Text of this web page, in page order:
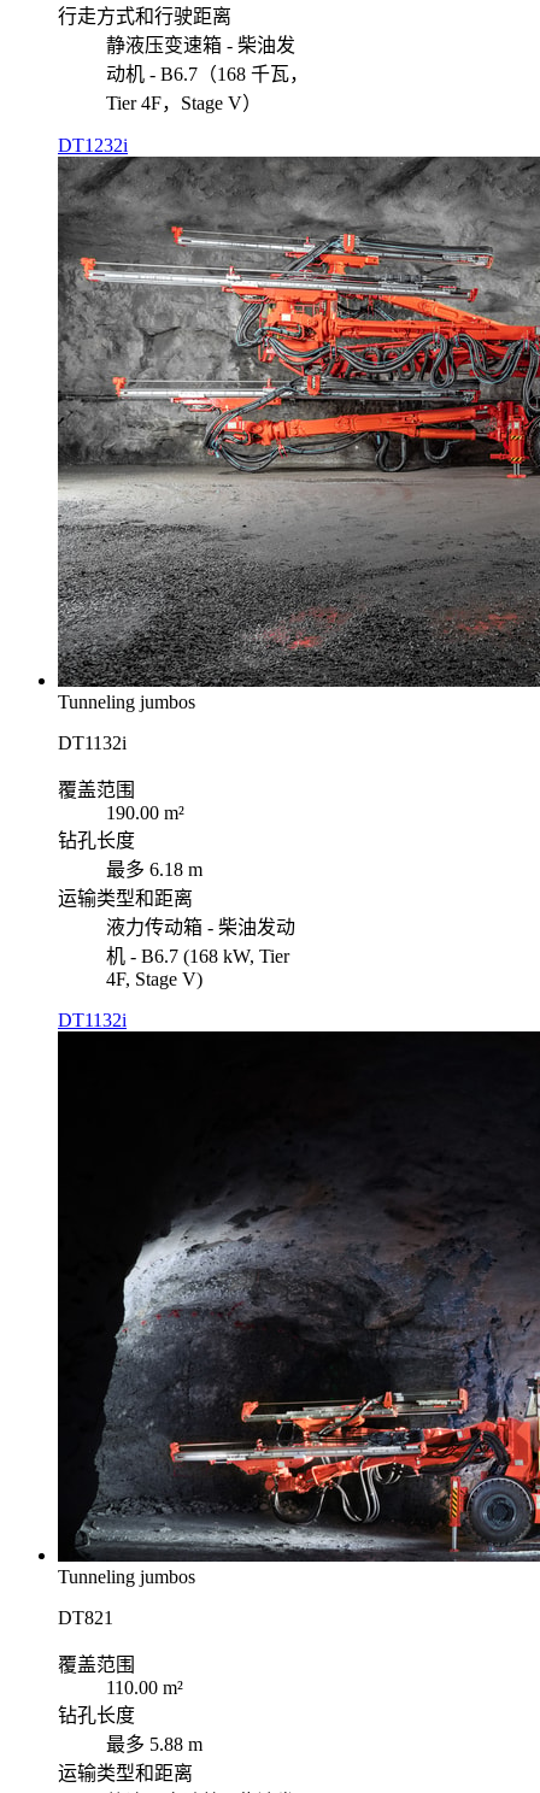
行走方式和行驶距离
静液压变速箱 - 柴油发
动机 - B6.7（168 千瓦，
Tier 4F，Stage V）
DT1232i
Tunneling jumbos
DT1132i
覆盖范围
190.00 m²
钻孔长度
最多 6.18 m
运输类型和距离
液力传动箱 - 柴油发动
机 - B6.7 (168 kW, Tier
4F, Stage V)
DT1132i
Tunneling jumbos
DT821
覆盖范围
110.00 m²
钻孔长度
最多 5.88 m
运输类型和距离